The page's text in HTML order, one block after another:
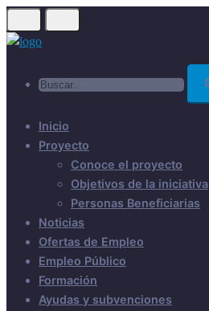
Skip
to
Inicio
Proyecto
Conoce el proyecto
Objetivos de la iniciativa
Personas Beneficiarias
Noticias
Ofertas de Empleo
Empleo Público
Formación
Ayudas y subvenciones